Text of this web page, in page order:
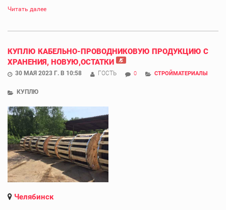
Читать далее
КУПЛЮ КАБЕЛЬНО-ПРОВОДНИКОВУЮ ПРОДУКЦИЮ С
ХРАНЕНИЯ, НОВУЮ,ОСТАТКИ
30 МАЯ 2023 Г. В 10:58 ГОСТЬ 0 СТРОЙМАТЕРИАЛЫ
КУПЛЮ
Челябинск